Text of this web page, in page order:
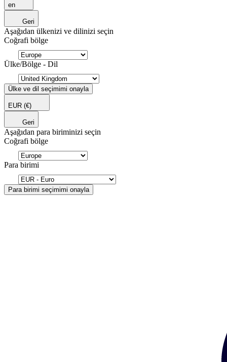
en
Geri
Aşağıdan ülkenizi ve dilinizi seçin
Coğrafi bölge
Ülke/Bölge - Dil
Ülke ve dil seçimimi onayla
EUR (€)
Geri
Aşağıdan para biriminizi seçin
Coğrafi bölge
Para birimi
Para birimi seçimimi onayla